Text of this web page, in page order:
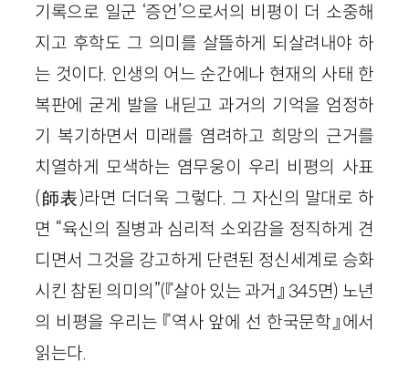
기록으로 일군 ‘증언’으로서의 비평이 더 소중해
지고 후학도 그 의미를 살뜰하게 되살려내야 하
는 것이다. 인생의 어느 순간에나 현재의 사태 한
복판에 굳게 발을 내딛고 과거의 기억을 엄정하
기 복기하면서 미래를 염려하고 희망의 근거를
치열하게 모색하는 염무웅이 우리 비평의 사표
(師表)라면 더더욱 그렇다. 그 자신의 말대로 하
면 “육신의 질병과 심리적 소외감을 정직하게 견
디면서 그것을 강고하게 단련된 정신세계로 승화
시킨 참된 의미의”(『살아 있는 과거』 345면) 노년
의 비평을 우리는 『역사 앞에 선 한국문학』에서
읽는다.